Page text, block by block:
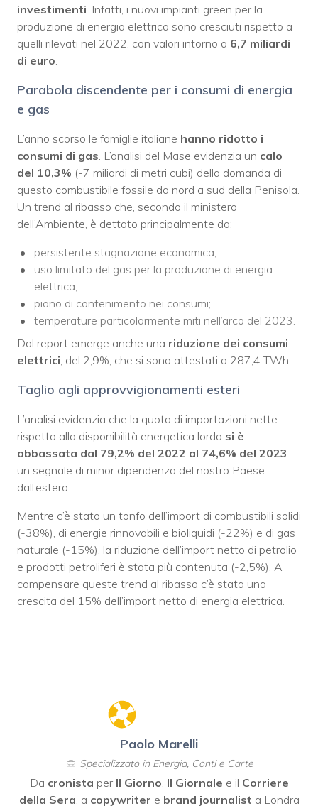
investimenti . Infatti, i nuovi impianti green per la
produzione di energia elettrica sono cresciuti rispetto a
quelli rilevati nel 2022, con valori intorno a 6,7 miliardi
di euro
Parabola discendente per i consumi di energia
e gas
L’anno scorso le famiglie italiane hanno ridotto i
consumi di gas . L’analisi del Mase evidenzia un calo
del 10,3% (-7 miliardi di metri cubi) della domanda di
questo combustibile fossile da nord a sud della Penisola.
Un trend al ribasso che, secondo il ministero
dell’Ambiente, è dettato principalmente da:
persistente stagnazione economica;
uso limitato del gas per la produzione di energia
elettrica;
piano di contenimento nei consumi;
temperature particolarmente miti nell’arco del 2023.
Dal report emerge anche una riduzione dei consumi
elettrici , del 2,9%, che si sono attestati a 287,4 TWh.
Taglio agli approvvigionamenti esteri
L’analisi evidenzia che la quota di importazioni nette
rispetto alla disponibilità energetica lorda si è
abbassata dal 79,2% del 2022 al 74,6% del 2023:
un segnale di minor dipendenza del nostro Paese
dall’estero.
Mentre c’è stato un tonfo dell’import di combustibili solidi
(-38%), di energie rinnovabili e bioliquidi (-22%) e di gas
naturale (-15%), la riduzione dell’import netto di petrolio
e prodotti petroliferi è stata più contenuta (-2,5%). A
compensare queste trend al ribasso c’è stata una
crescita del 15% dell’import netto di energia elettrica.
Paolo Marelli
Specializzato in Energia, Conti e Carte
Da cronista per Il Giorno Il Giornale e il Corriere
della Sera , a copywriter e brand journalist a Londra